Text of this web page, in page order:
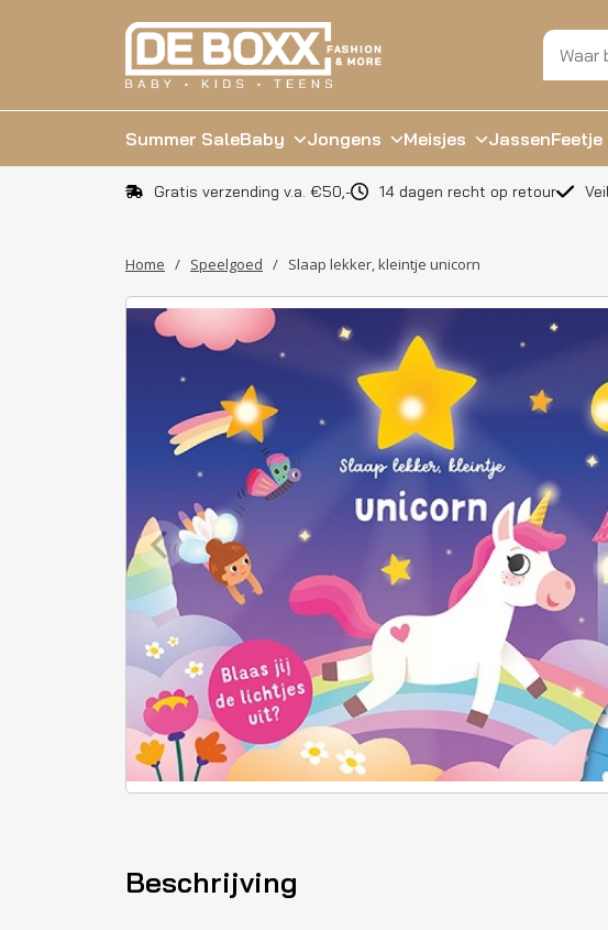
Summer SaleBaby Jongens Meisjes Jassen
Gratis verzending v.a. €50,- 14 dagen recht op retour
Home / Speelgoed / Slaap lekker, kleintje unicorn
Beschrijving